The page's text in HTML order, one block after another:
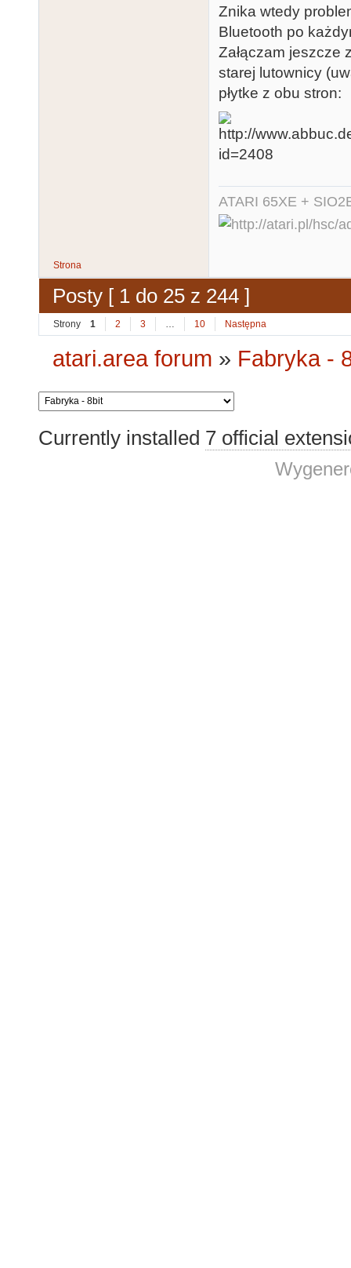
Znika wtedy
Bluetooth po
Załączam jeszcze
starej lutownicy
płytke z obu stron:
ATARI 65XE +
Strona
Posty [ 1 do 25 z 244 ]
Strony 1 2 3 … 10 Następna
atari.area forum » Fabryka -
Currently installed 7 official